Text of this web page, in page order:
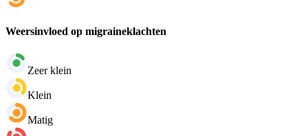
Weersinvloed op migraineklachten
Zeer klein
Klein
Matig